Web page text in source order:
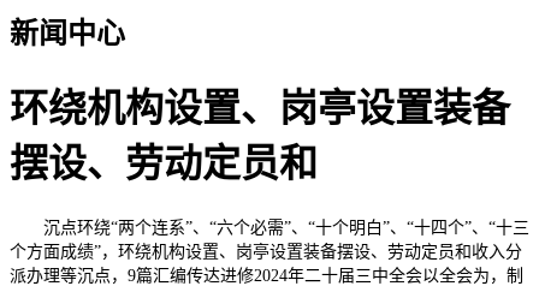
新闻中心
环绕机构设置、岗亭设置装备
摆设、劳动定员和
沉点环绕“两个连系”、“六个必需”、“十个明白”、“十四个”、“十三
个方面成绩”，环绕机构设置、岗亭设置装备摆设、劳动定员和收入分
派办理等沉点，9篇汇编传达进修2024年二十届三中全会以全会为，制